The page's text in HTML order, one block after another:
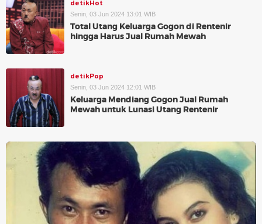
detikHot
Senin, 03 Jun 2024 13:01 WIB
Total Utang Keluarga Gogon di Rentenir
hingga Harus Jual Rumah Mewah
detikPop
Senin, 03 Jun 2024 12:01 WIB
Keluarga Mendiang Gogon Jual Rumah
Mewah untuk Lunasi Utang Rentenir